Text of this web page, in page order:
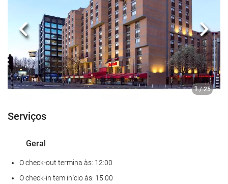
1 / 25
Anterior
Serviços
Geral
O check-out termina às: 12:00
O check-in tem início às: 15:00